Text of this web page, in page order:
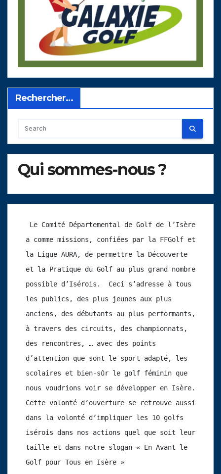
Rechercher…
Qui sommes-nous ?
a comme missions, confiées par la FFGolf et
la Ligue AURA, de permettre la Découverte
et la Pratique du Golf au plus grand nombre
possible d’Isérois.  Ceci s’adresse à tous
les publics, des plus jeunes aux plus
anciens, des débutants au plus performants,
à travers des circuits, des championnats,
des rencontres, … avec des points
d’attention que sont le sport-adapté, les
scolaires et bien-sûr le golf féminin que
nous voudrions voir se développer en Isère.
Cette volonté d’ouverture se retrouve aussi
dans la volonté d’impliquer les 10 golfs
isérois dans nos actions quel que soit leur
taille et dans notre slogan « En Avant le
Golf pour Tous en Isère »